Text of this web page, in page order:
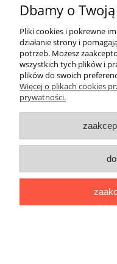
ZakupyTV.net
| Al.
woj. lubuskie | tel: 535
pokaż
Sklep
Dbamy o
Pliki cookies i pokrewne
działanie strony i
potrzeb. Możesz
wszystkich tych plików i
plików do swoich
Więcej o plikach cookies
prywatności.